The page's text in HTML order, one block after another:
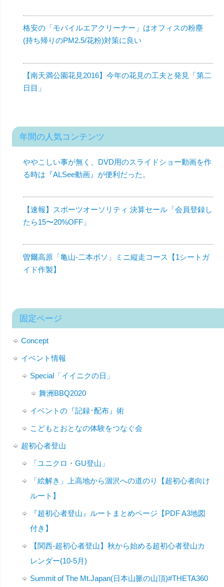
格安の「モバイルエアクリーナー」はオフィスの粉塵
(持ち帰りのPM2.5/花粉)対策に良い
【南天満公園花見2016】今年の花見の工夫と発見「第二
日目」
年間の人気コンテンツ
ややこしい事が無く、DVD用のスライドショー動画を作
る時は『ALSee動画』が便利だった。
【速報】スポーツオーソリティ 決算セール「会員登録し
たら15〜20%OFF」
曽爾高原「亀山-二本ボソ」ミニ縦走コース【1シートガ
イド作製】
固定ページ
Concept
イベント情報
Special「イイニクの日」
舞洲BBQ2020
イベントの『記録･配布』術
こどもとおとなの体験をつなぐ会
超初心者登山
「ユニクロ・GU登山」
「絵解き」上高地から涸沢への道のり【超初心者向け
ルート】
『超初心者登山』ルートまとめページ【PDF A3地図
付き】
【関西-超初心者登山】秋から始める超初心者登山カ
レンダー(10-5月)
Summit of The Mt.Japan(日本山脈の山頂)#THETA360